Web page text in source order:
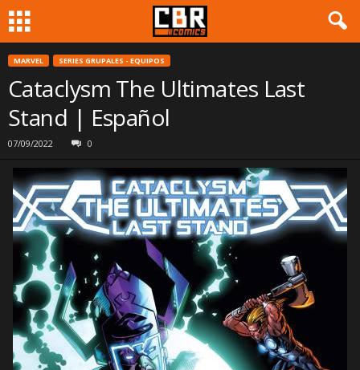
MARVEL SERIES GRUPALES - EQUIPOS
Cataclysm The Ultimates Last
Stand | Español
07/09/2022 0